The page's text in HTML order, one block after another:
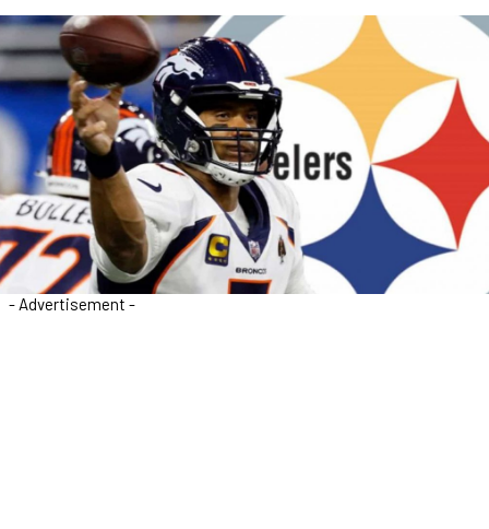
- Advertisement -